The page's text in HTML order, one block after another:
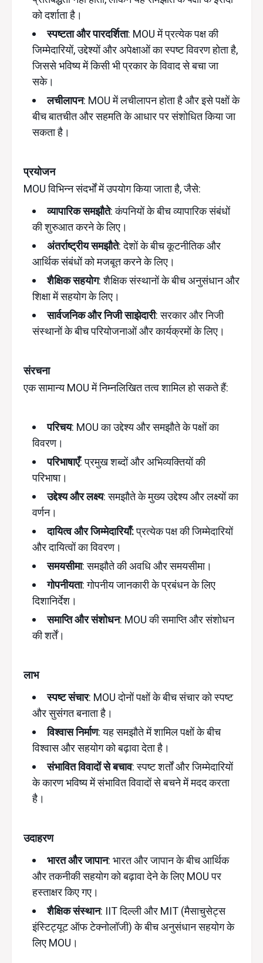
को दर्शाता है।
स्पष्टता और पारदर्शिता: MOU में प्रत्येक पक्ष की
जिम्मेदारियों, उद्देश्यों और अपेक्षाओं का स्पष्ट विवरण होता है,
जिससे भविष्य में किसी भी प्रकार के विवाद से बचा जा
सके।
लचीलापन: MOU में लचीलापन होता है और इसे पक्षों के
बीच बातचीत और सहमति के आधार पर संशोधित किया जा
सकता है।
प्रयोजन
MOU विभिन्न संदर्भों में उपयोग किया जाता है, जैसे:
व्यापारिक समझौते: कंपनियों के बीच व्यापारिक संबंधों
की शुरुआत करने के लिए।
अंतर्राष्ट्रीय समझौते: देशों के बीच कूटनीतिक और
आर्थिक संबंधों को मजबूत करने के लिए।
शैक्षिक सहयोग: शैक्षिक संस्थानों के बीच अनुसंधान और
शिक्षा में सहयोग के लिए।
सार्वजनिक और निजी साझेदारी: सरकार और निजी
संस्थानों के बीच परियोजनाओं और कार्यक्रमों के लिए।
संरचना
एक सामान्य MOU में निम्नलिखित तत्व शामिल हो सकते हैं:
परिचय: MOU का उद्देश्य और समझौते के पक्षों का
विवरण।
परिभाषाएँ: प्रमुख शब्दों और अभिव्यक्तियों की
परिभाषा।
उद्देश्य और लक्ष्य: समझौते के मुख्य उद्देश्य और लक्ष्यों का
वर्णन।
दायित्व और जिम्मेदारियाँ:प्रत्येक पक्ष की जिम्मेदारियों
और दायित्वों का विवरण।
समयसीमा: समझौते की अवधि और समयसीमा।
गोपनीयता: गोपनीय जानकारी के प्रबंधन के लिए
दिशानिर्देश।
समाप्ति और संशोधन: MOU की समाप्ति और संशोधन
की शर्तें।
लाभ
स्पष्ट संचार: MOU दोनों पक्षों के बीच संचार को स्पष्ट
और सुसंगत बनाता है।
विश्वास निर्माण: यह समझौते में शामिल पक्षों के बीच
विश्वास और सहयोग को बढ़ावा देता है।
संभावित विवादों से बचाव: स्पष्ट शर्तों और जिम्मेदारियों
के कारण भविष्य में संभावित विवादों से बचने में मदद करता
है।
उदाहरण
भारत और जापान: भारत और जापान के बीच आर्थिक
और तकनीकी सहयोग को बढ़ावा देने के लिए MOU पर
हस्ताक्षर किए गए।
शैक्षिक संस्थान: IIT दिल्ली और MIT (मैसाचुसेट्स
इंस्टिट्यूट ऑफ टेक्नोलॉजी) के बीच अनुसंधान सहयोग के
लिए MOU।